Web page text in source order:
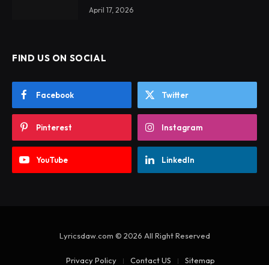
April 17, 2026
FIND US ON SOCIAL
Facebook Twitter
Pinterest Instagram
YouTube LinkedIn
Lyricsdaw.com © 2026 All Right Reserved
Privacy Policy Contact US Sitemap